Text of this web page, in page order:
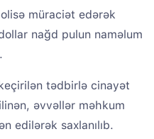
müraciət edərək
nağd pulun naməlum
tədbirlə cinayət
əvvəllər məhkum
edilərək saxlanılıb.